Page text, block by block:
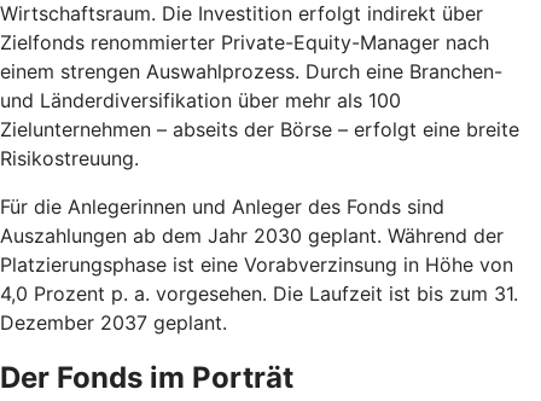
Wirtschaftsraum. Die Investition erfolgt indirekt über
Zielfonds renommierter Private-Equity-Manager nach
einem strengen Auswahlprozess. Durch eine Branchen-
und Länderdiversifikation über mehr als 100
Zielunternehmen – abseits der Börse – erfolgt eine breite
Risikostreuung.
Für die Anlegerinnen und Anleger des Fonds sind
Auszahlungen ab dem Jahr 2030 geplant. Während der
Platzierungsphase ist eine Vorabverzinsung in Höhe von
4,0 Prozent p. a. vorgesehen. Die Laufzeit ist bis zum 31.
Dezember 2037 geplant.
Der Fonds im Porträt